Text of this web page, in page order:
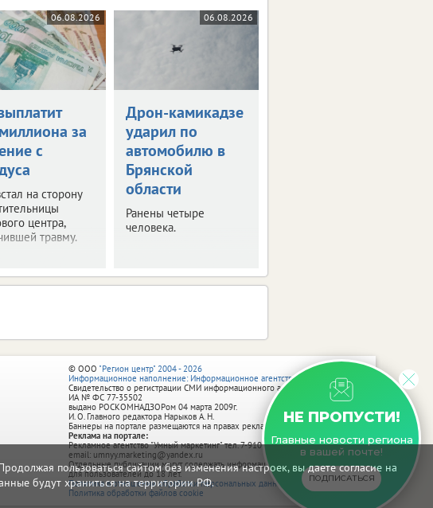
пользоваться сайтом без изменения настроек, вы даете согласие на
будут храниться на территории РФ.
06.08.2026
за
с
на сторону
центра,
травму.
06.08.2026
Дрон-камикадзе
ударил по
автомобилю в
Брянской
области
Ранены четыре
человека.
НЕ ПРОПУСТИ!
Главные новости региона
в вашей почте!
ПОДПИСАТЬСЯ
© ООО "Регион центр" 2004 - 2026
Информационное наполнение: Информационное агентство vRossii.ru
Свидетельство о регистрации СМИ информационного агентства vRossii.ru
ИА № ФС 77‑35502
выдано РОСКОМНАДЗОРом 04 марта 2009г.
И. О. Главного редактора Нарыков А. Н.
Баннеры на портале размещаются на правах рекламы.
Реклама на портале:
Рекламное агентство "Умный маркетинг" тел. 7-910-267-70-40,
email: umnyy.marketing@yandex.ru
Отдельные публикации могут содержать информацию, не предназначенную
для пользователей до 18 лет.
Политика в отношении обработки персональных данных
Политика обработки файлов cookie